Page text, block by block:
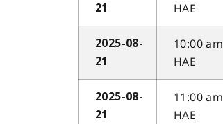
21
HAE
2025-08-
21
10:00 am
HAE
2025-08-
21
11:00 am
HAE